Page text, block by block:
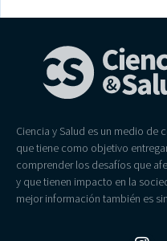
Ciencia y Salud es un medio de
que tiene como objetivo
comprender los desafíos que
y que tienen impacto en la
mejor información también es